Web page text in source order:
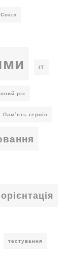
ІТ
рік
Пам’ять героїв
тестування